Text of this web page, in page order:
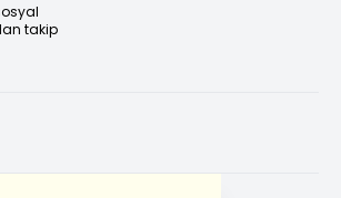
takip